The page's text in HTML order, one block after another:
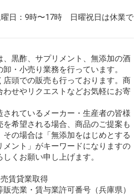
日：9時〜17時 日曜祝日は休業で
、黒酢、サプリメント、無添加の酒
・小売り業務を行っています。
店頭での販売も行っております。商
わせやリクエストなどお気軽にお寄
されているメーカー・生産者の皆様
を希望される場合、商品のご提案も
その場合は「無添加をはじめとする
メント」がキーワードになりますの
くお願い申し上げます。
賃貸業取得
販売業・賃与業許可番号（兵庫県）